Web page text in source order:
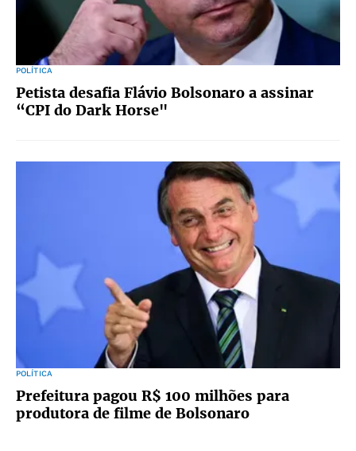
POLÍTICA
Petista desafia Flávio Bolsonaro a assinar
“CPI do Dark Horse"
POLÍTICA
Prefeitura pagou R$ 100 milhões para
produtora de filme de Bolsonaro